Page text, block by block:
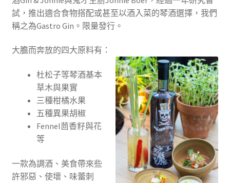
試，推出適合食物搭配或甚至以酒入菜的琴酒選擇，我們
稱之為Gastro Gin。限量發行。
大膽而奔放的四大原料有：
杜松子等琴酒基本
草木與果實
三種柑橘水果
五種異果胡椒
Fennel茴香籽與花
等
一款為調酒、美食帶來些
許邪惡、使壞、味蕾刺